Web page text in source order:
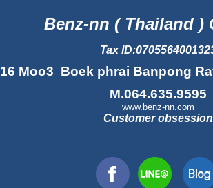
Benz-nn ( Thailand )
Tax
Moo3 Boek phrai Banpong
M.064.635.9595
www.benz-nn.com
Customer obsession